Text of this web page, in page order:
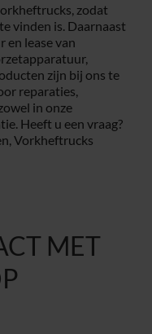
zodat
vinden is. Daarnaast
en lease van
zijn bij ons te
reparaties,
in onze
Heeft u een vraag?
Vorkheftrucks
MET